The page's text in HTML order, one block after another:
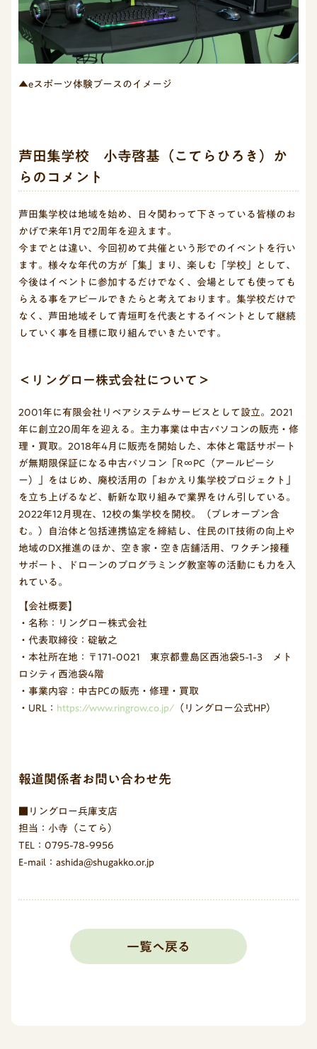
▲eスポーツ体験ブースのイメージ
芦田集学校 小寺啓基（こてらひろき）か
らのコメント
芦田集学校は地域を始め、日々関わって下さっている皆様のお
かげで来年1月で2周年を迎えます。
今までとは違い、今回初めて共催という形でのイベントを行い
ます。様々な年代の方が「集」まり、楽しむ「学校」として、
今後はイベントに参加するだけでなく、会場としても使っても
らえる事をアピールできたらと考えております。集学校だけで
なく、芦田地域そして青垣町を代表とするイベントとして継続
していく事を目標に取り組んでいきたいです。
＜リングロー株式会社について＞
2001年に有限会社リペアシステムサービスとして設立。2021
年に創立20周年を迎える。主力事業は中古パソコンの販売・修
理・買取。2018年4月に販売を開始した、本体と電話サポート
が無期限保証になる中古パソコン「R∞PC（アールピーシ
ー）」をはじめ、廃校活用の「おかえり集学校プロジェクト」
を立ち上げるなど、斬新な取り組みで業界をけん引している。
2022年12月現在、12校の集学校を開校。（プレオープン含
む。）自治体と包括連携協定を締結し、住民のIT技術の向上や
地域のDX推進のほか、空き家・空き店舗活用、ワクチン接種
サポート、ドローンのプログラミング教室等の活動にも力を入
れている。
【会社概要】
・名称：リングロー株式会社
・代表取締役：碇敏之
・本社所在地：〒171-0021 東京都豊島区西池袋5-1-3 メト
ロシティ西池袋4階
・事業内容：中古PCの販売・修理・買取
・URL： https://www.ringrow.co.jp/ （リングロー公式HP）
報道関係者お問い合わせ先
■リングロー兵庫支店
担当：小寺（こてら）
TEL：0795-78-9956
E-mail：ashida@shugakko.or.jp
一覧へ戻る